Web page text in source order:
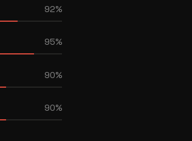
92%
95%
90%
90%